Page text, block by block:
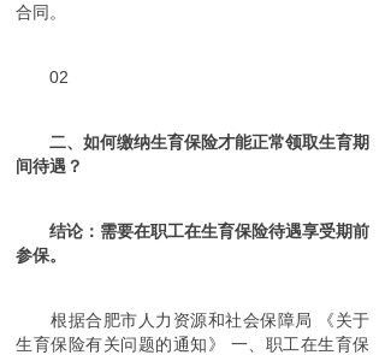
合同。
02
二、如何缴纳生育保险才能正常领取生育期
间待遇？
结论：需要在职工在生育保险待遇享受期前
参保。
根据合肥市人力资源和社会保障局 《关于
生育保险有关问题的通知》 一、职工在生育保